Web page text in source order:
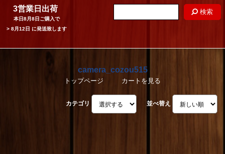
3営業日出荷
本日8月8日 ご購入で
> 8月12日 に発送致します
検索
camera_cozou515
トップページ カートを見る
カテゴリ 並べ替え